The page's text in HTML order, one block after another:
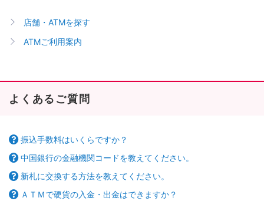
店舗・ATMを探す
ATMご利用案内
よくあるご質問
振込手数料はいくらですか？
中国銀行の金融機関コードを教えてください。
新札に交換する方法を教えてください。
ＡＴＭで硬貨の入金・出金はできますか？